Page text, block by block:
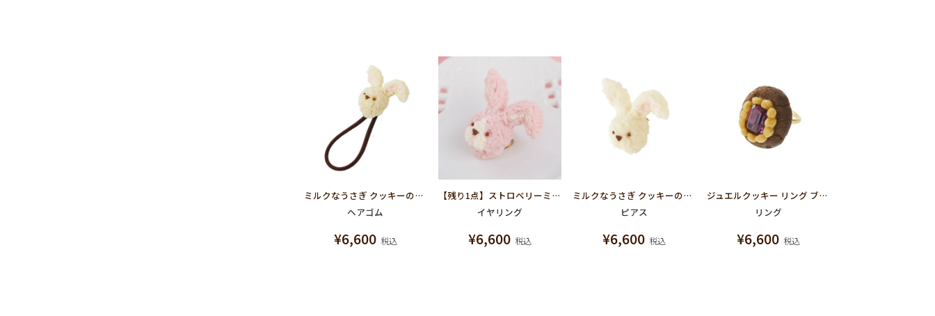
ミルクなうさぎ クッキーのカオ ヘアゴム
ヘアゴム
¥6,600 税込
【残り1点】ストロベリーミルクなうさぎ クッキーのカオ イヤリング
イヤリング
¥6,600 税込
ミルクなうさぎ クッキーのカオ ピアス
ピアス
¥6,600 税込
ジュエルクッキー リング ブルーベリー
リング
¥6,600 税込